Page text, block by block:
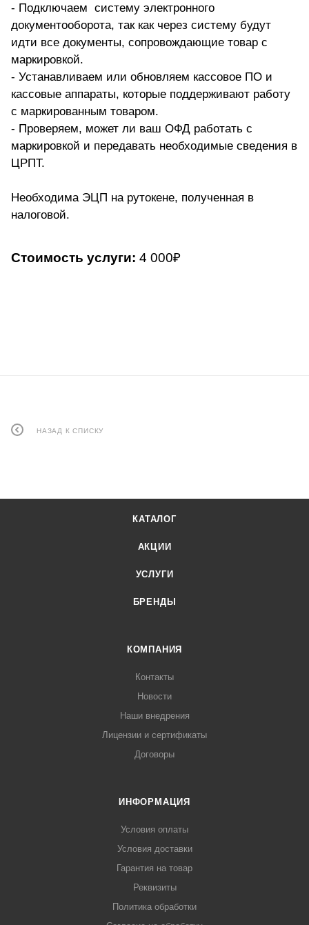
- Подключаем систему электронного
документооборота, так как через систему будут
идти все документы, сопровождающие товар с
маркировкой.
- Устанавливаем или обновляем кассовое ПО и
кассовые аппараты, которые поддерживают работу
с маркированным товаром.
- Проверяем, может ли ваш ОФД работать с
маркировкой и передавать необходимые сведения в
ЦРПТ.
Необходима ЭЦП на рутокене, полученная в
налоговой.
Стоимость услуги: 4 000₽
НАЗАД К СПИСКУ
КАТАЛОГ
АКЦИИ
УСЛУГИ
БРЕНДЫ
КОМПАНИЯ
Контакты
Новости
Наши внедрения
Лицензии и сертификаты
Договоры
ИНФОРМАЦИЯ
Условия оплаты
Условия доставки
Гарантия на товар
Реквизиты
Политика обработки